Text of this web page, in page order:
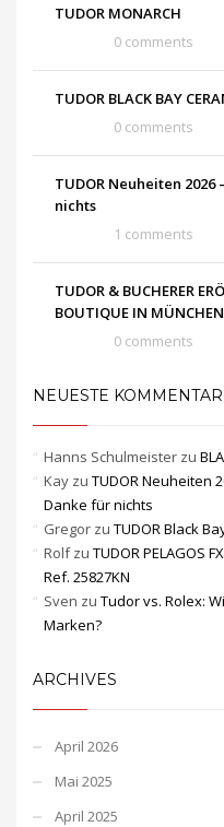
TUDOR MONARCH
0 comments
TUDOR BLACK BAY
0 comments
TUDOR Neuheiten
nichts
1 comments
TUDOR & BUCHERER
BOUTIQUE IN MÜNCHEN
0 comments
NEUESTE
Hanns Schulmeister zu
Kay zu TUDOR Neuheiten
Danke für nichts
Gregor zu TUDOR Black
Rolfzu TUDOR PELAGOS
Ref. 25827KN
Sven zu Tudor vs. Rolex:
Marken?
ARCHIVES
April 2026
Mai 2025
April 2025